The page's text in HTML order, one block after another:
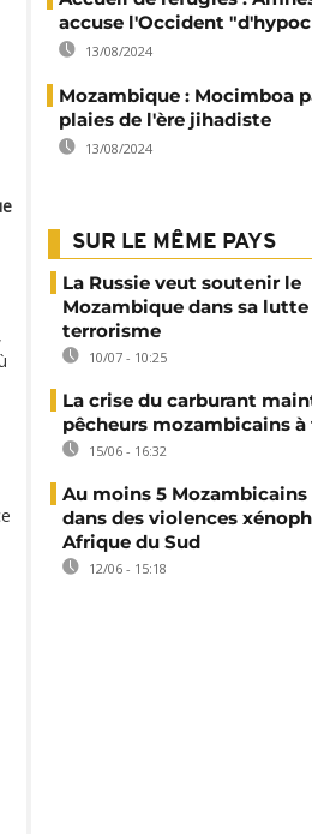
accuse l'Occident
13/08/2024
Mozambique : Mocimboa
plaies de l'ère jihadiste
13/08/2024
SUR LE MÊME PAYS
La Russie veut soutenir le
Mozambique dans sa
terrorisme
10/07 - 10:25
La crise du carburant
pêcheurs mozambicains à
15/06 - 16:32
Au moins 5 Mozambicains
dans des violences
Afrique du Sud
12/06 - 15:18